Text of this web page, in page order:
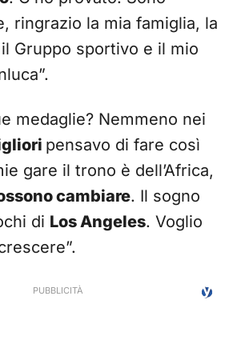
ringrazio la mia famiglia, la
Gruppo sportivo e il mio
medaglie? Nemmeno nei
pensavo di fare così
gare il trono è dell’Africa,
cambiare. Il sogno
di Los Angeles. Voglio